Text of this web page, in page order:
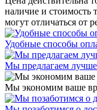
наличие и стоимость
могут отличаться от
Удобные способы
Мы предлагаем
Мы экономим ваше